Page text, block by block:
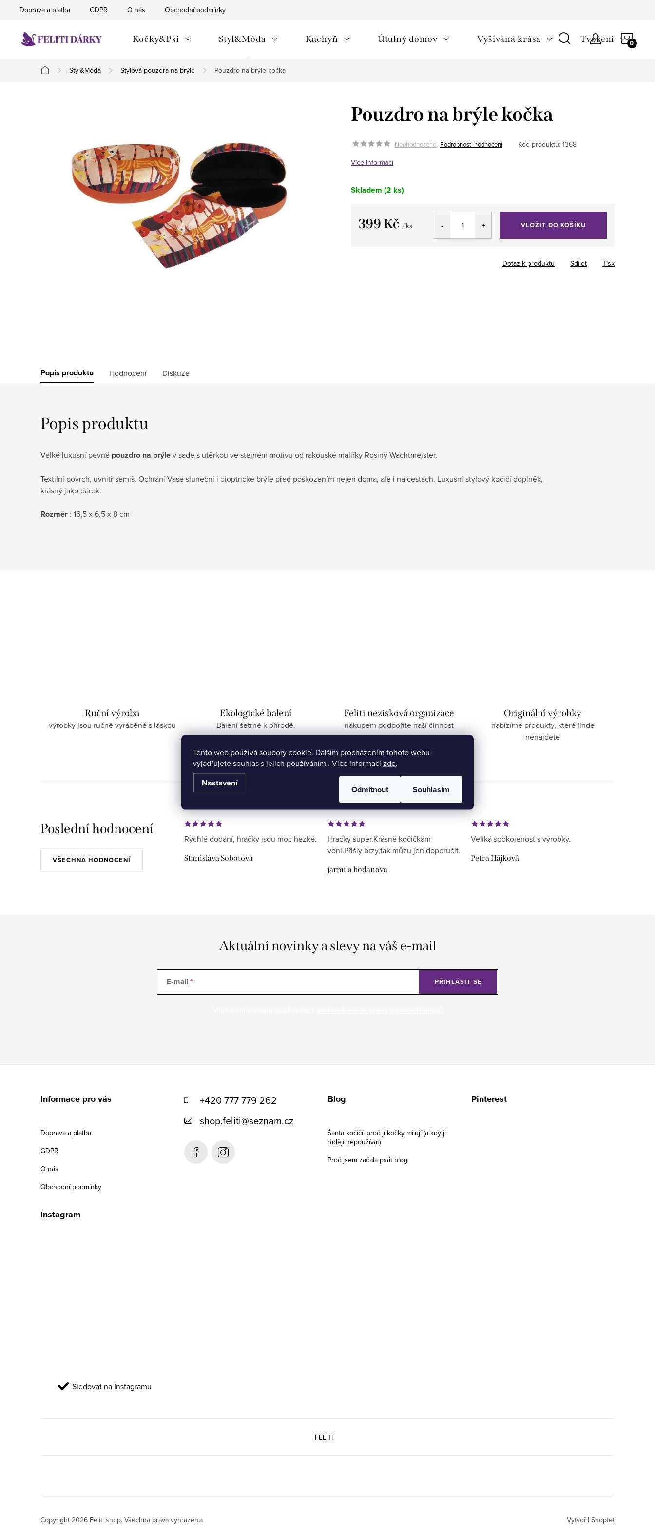
Tento web používá soubory cookie. Dalším procházením tohoto webu
vyjadřujete souhlas s jejich používáním.. Více informacízde.
Nastavení
Odmítnout Souhlasím
Doprava a platba GDPR O nás Obchodní podmínky
Kočky&Psi Styl&Móda Kuchyň Útulný domov Vyšíváná krása Tvoření
Domů
Styl&Móda Stylová pouzdra na brýle Pouzdro na brýle kočka
Pouzdro na brýle kočka
Neohodnoceno Podrobnosti hodnocení Kód produktu: 1368
Více informací
Skladem (2 ks)
399 Kč / ks VLOŽIT DO KOŠÍKU
Tisk
Dotaz k produktu Sdílet
Popis produktu Hodnocení Diskuze
Popis produktu
Velké luxusní pevné pouzdro na brýlev sadě s utěrkou ve stejném motivu od rakouské malířky Rosiny Wachtmeister.
Textilní povrch, uvnitř semiš. Ochrání Vaše sluneční i dioptrické brýle před poškozením nejen doma, ale i na cestách. Luxusní stylový kočičí doplněk,
krásný jako dárek.
Rozměr : 16,5 x 6,5 x 8 cm
Ruční výroba
výrobky jsou ručně vyráběné s láskou
Ekologické balení
Balení šetrné k přírodě.
Feliti nezisková organizace
nákupem podpoříte naší činnost
Originální výrobky
nabízíme produkty, které jinde
nenajdete
Poslední hodnocení
VŠECHNA HODNOCENÍ
Rychlé dodání, hračky jsou moc hezké.
Stanislava Sobotová
Hračky super.Krásně kočičkám
voní.Přišly brzy,tak můžu jen doporučit.
jarmila hodanova
Veliká spokojenost s výrobky.
Petra Hájková
Aktuální novinky a slevy na váš e-mail
E-mail PŘIHLÁSIT SE
Informace pro vás
Doprava a platba
GDPR
O nás
Obchodní podmínky
+420 777 779 262
shop.feliti@seznam.cz
Blog
Šanta kočičí: proč jí kočky milují (a kdy ji
raději nepoužívat)
Proč jsem začala psát blog
Pinterest
Instagram
Sledovat na Instagramu
FELITI
Vytvořil Shoptet
Copyright 2026 Feliti shop. Všechna práva vyhrazena.